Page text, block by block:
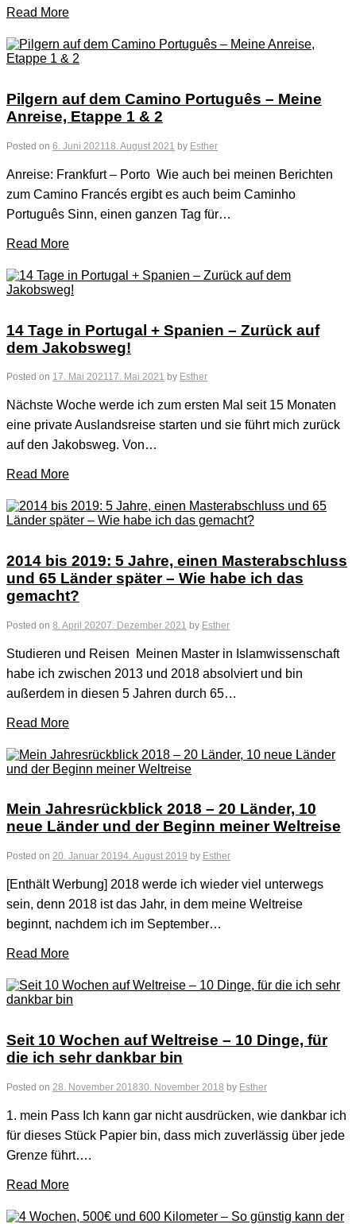
Read More
Pilgern auf dem Camino Português – Meine
Anreise, Etappe 1 & 2
Posted on 6. Juni 202118. August 2021 by Esther
Anreise: Frankfurt – Porto Wie auch bei meinen Berichten
zum Camino Francés ergibt es auch beim Caminho
Português Sinn, einen ganzen Tag für…
Read More
14 Tage in Portugal + Spanien – Zurück auf
dem Jakobsweg!
Posted on 17. Mai 202117. Mai 2021 by Esther
Nächste Woche werde ich zum ersten Mal seit 15 Monaten
eine private Auslandsreise starten und sie führt mich zurück
auf den Jakobsweg. Von…
Read More
2014 bis 2019: 5 Jahre, einen Masterabschluss
und 65 Länder später – Wie habe ich das
gemacht?
Posted on 8. April 20207. Dezember 2021 by Esther
Studieren und Reisen Meinen Master in Islamwissenschaft
habe ich zwischen 2013 und 2018 absolviert und bin
außerdem in diesen 5 Jahren durch 65…
Read More
Mein Jahresrückblick 2018 – 20 Länder, 10
neue Länder und der Beginn meiner Weltreise
Posted on 20. Januar 20194. August 2019 by Esther
[Enthält Werbung] 2018 werde ich wieder viel unterwegs
sein, denn 2018 ist das Jahr, in dem meine Weltreise
beginnt, nachdem ich im September…
Read More
Seit 10 Wochen auf Weltreise – 10 Dinge, für
die ich sehr dankbar bin
Posted on 28. November 201830. November 2018 by Esther
1. mein Pass Ich kann gar nicht ausdrücken, wie dankbar ich
für dieses Stück Papier bin, dass mich zuverlässig über jede
Grenze führt….
Read More